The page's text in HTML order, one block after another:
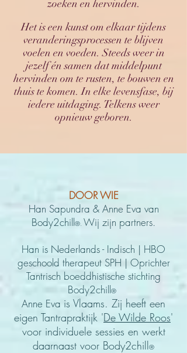
zoeken en hervinden.
Het is een kunst om elkaar tijdens
veranderingsprocessen te blijven
voelen en voeden. Steeds weer in
jezelf én samen dat middelpunt
hervinden om te rusten, te bouwen en
thuis te komen. In elke levensfase, bij
iedere uitdaging. Telkens weer
opnieuw geboren.
DOOR WIE
Han Sapundra & Anne Eva van
Body2chill®. Wij zijn partners.
Han is Nederlands - Indisch | HBO
geschoold therapeut SPH | Oprichter
Tantrisch boeddhistische stichting
Body2chill®
Anne Eva is Vlaams. Zij heeft een
eigen Tantrapraktijk 'De Wilde Roos'
voor individuele sessies en werkt
daarnaast voor Body2chill®